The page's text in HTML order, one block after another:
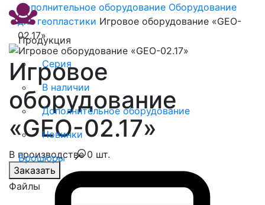
Продукция
Серия
В наличии
Дополнительное оборудование
Новинки
Брошюры
Дополнительное оборудование Оборудование
для геопластики Игровое оборудование «GEO-
02.17»
Игровое
оборудование
«GEO-02.17»
В производстве 0 шт.
Заказать
Файлы